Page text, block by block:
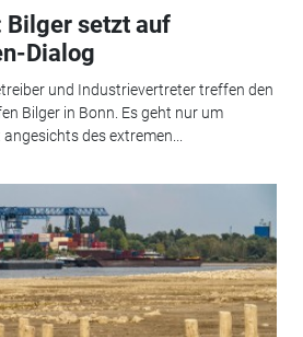
Bilger setzt auf
Dialog
und Industrievertreter treffen den
Bilger in Bonn. Es geht nur um
des extremen...